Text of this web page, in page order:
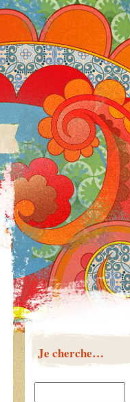
Je cherche…
Rechercher :